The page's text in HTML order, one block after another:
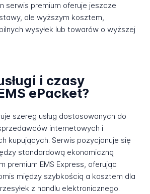
serwis premium oferuje jeszcze
ale wyższym kosztem,
wysyłek lub towarów o wyższej
i czasy
ePacket?
szereg usług dostosowanych do
internetowych i
kupujących. Serwis pozycjonuje się
standardową ekonomiczną
premium EMS Express, oferując
między szybkością a kosztem dla
z handlu elektronicznego.